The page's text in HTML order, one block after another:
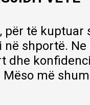
për të kuptuar
shportë.
dhe
më